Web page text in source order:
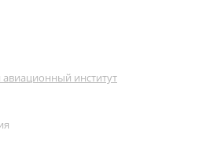
институт